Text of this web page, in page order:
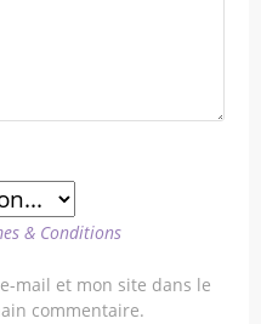
& Conditions
mail et mon site dans le
commentaire.